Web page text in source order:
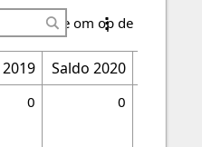
om op de kolom te
Saldo 2020
0 0